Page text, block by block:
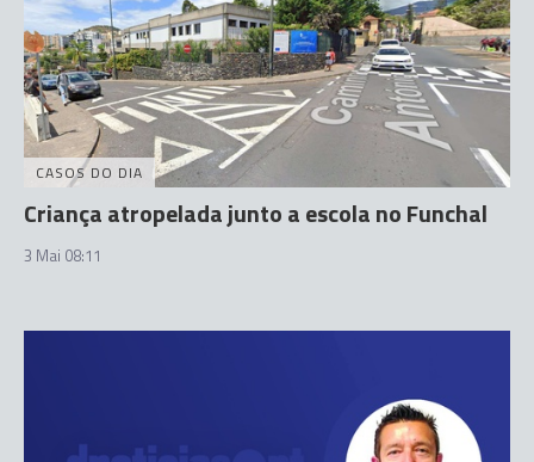
CASOS DO DIA
Criança atropelada junto a escola no Funchal
3 Mai 08:11